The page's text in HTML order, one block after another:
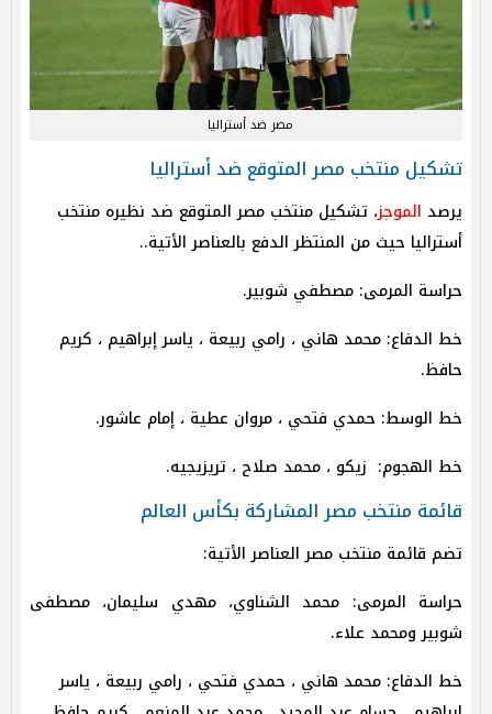
مصر ضد أستراليا
تشكيل منتخب مصر المتوقع ضد أستراليا
يرصد الموجز، تشكيل منتخب مصر المتوقع ضد نظيره منتخب
أستراليا حيث من المنتظر الدفع بالعناصر الأتية..
حراسة المرمى: مصطفي شوبير.
خط الدفاع: محمد هاني ، رامي ربيعة ، ياسر إبراهيم ، كريم
حافظ.
خط الوسط: حمدي فتحي ، مروان عطية ، إمام عاشور.
خط الهجوم: زيكو ، محمد صلاح ، تريزيجيه.
قائمة منتخب مصر المشاركة بكأس العالم
تضم قائمة منتخب مصر العناصر الأتية:
حراسة المرمى: محمد الشناوي، مهدي سليمان، مصطفى
شوبير ومحمد علاء.
خط الدفاع: محمد هاني ، حمدي فتحي ، رامي ربيعة ، ياسر